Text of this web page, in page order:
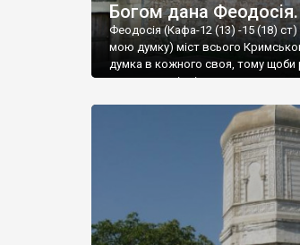
Богом дана
Феодосія (Кафа-12 (13) -15 (18) ст)
мою думку) міст всього
думка в кожного своя, тому щоби
запрошую відвідати це